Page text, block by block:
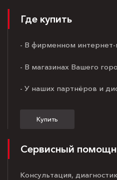
Где купить
- В фирменном интернет-
- В магазинах Вашего
- У наших партнёров и
Купить
Сервисный
Консультация,